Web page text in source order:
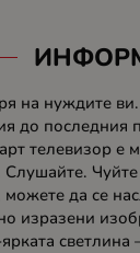
на нуждите
до
телевизор
да се
изразени
светлина